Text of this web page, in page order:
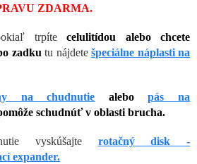
ZDARMA.
trpíte celulitídou alebo chcete
zadku tu nájdetešpeciálne náplasti na
na chudnutie alebo
pás na
schudnúť v oblasti brucha.
vyskúšajte rotačný disk -
expander.